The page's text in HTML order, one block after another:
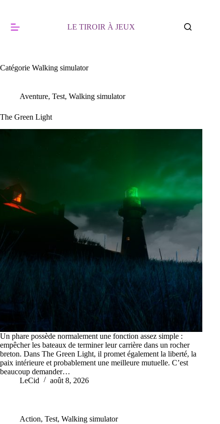
LE TIROIR À JEUX
Catégorie Walking simulator
Aventure, Test, Walking simulator
The Green Light
Un phare possède normalement une fonction assez simple :
empêcher les bateaux de terminer leur carrière dans un rocher
breton. Dans The Green Light, il promet également la liberté, la
paix intérieure et probablement une meilleure mutuelle. C’est
beaucoup demander…
LeCid
août 8, 2026
Action, Test, Walking simulator